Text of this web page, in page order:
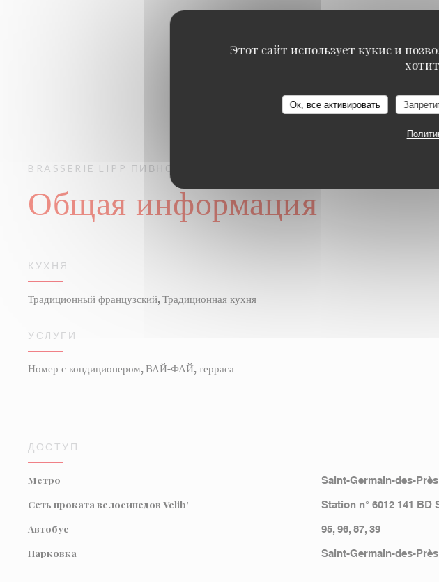
Этот сайт использует кукис и
Ок, все активировать
BRASSERIE LIPP ПИВНОЙ БАР
Общая информация
КУХНЯ
Традиционный французский, Традиционная кухня
УСЛУГИ
Номер с кондиционером, ВАЙ-ФАЙ, терраса
ДОСТУП
Метро Saint-Germain-des-Près
Сеть проката велосипедов Velib' Station n° 6012 141 BD
Автобус 95, 96, 87, 39
Парковка Saint-Germain-des-Près